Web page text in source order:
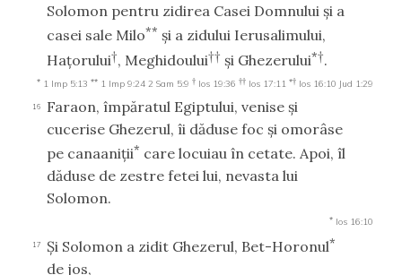
Solomon pentru zidirea Casei Domnului şi a
casei sale Milo** şi a zidului Ierusalimului,
Haţorului†, Meghidoului†† şi Ghezerului*†.
* 1 Imp 5:13 ** 1 Imp 9:24 2 Sam 5:9 † Ios 19:36 †† Ios 17:11 *† Ios 16:10 Jud 1:29
16
Faraon, împăratul Egiptului, venise şi
cucerise Ghezerul, îi dăduse foc şi omorâse
pe canaaniţii* care locuiau în cetate. Apoi, îl
dăduse de zestre fetei lui, nevasta lui
Solomon.
* Ios 16:10
17 Şi Solomon a zidit Ghezerul, Bet-Horonul*
de jos,